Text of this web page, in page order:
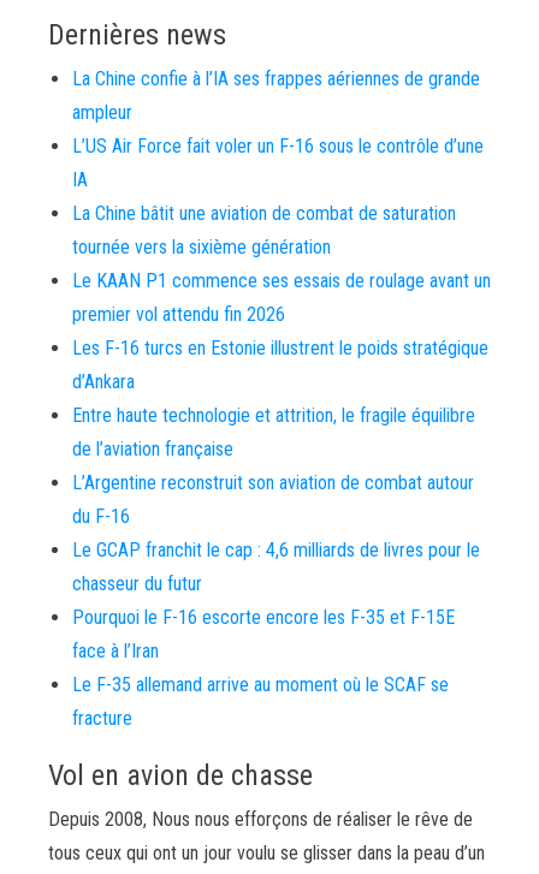
Dernières news
La Chine confie à l’IA ses frappes aériennes de grande
ampleur
L’US Air Force fait voler un F-16 sous le contrôle d’une
IA
La Chine bâtit une aviation de combat de saturation
tournée vers la sixième génération
Le KAAN P1 commence ses essais de roulage avant un
premier vol attendu fin 2026
Les F-16 turcs en Estonie illustrent le poids stratégique
d’Ankara
Entre haute technologie et attrition, le fragile équilibre
de l’aviation française
L’Argentine reconstruit son aviation de combat autour
du F-16
Le GCAP franchit le cap : 4,6 milliards de livres pour le
chasseur du futur
Pourquoi le F-16 escorte encore les F-35 et F-15E
face à l’Iran
Le F-35 allemand arrive au moment où le SCAF se
fracture
Vol en avion de chasse
Depuis 2008, Nous nous efforçons de réaliser le rêve de
tous ceux qui ont un jour voulu se glisser dans la peau d’un